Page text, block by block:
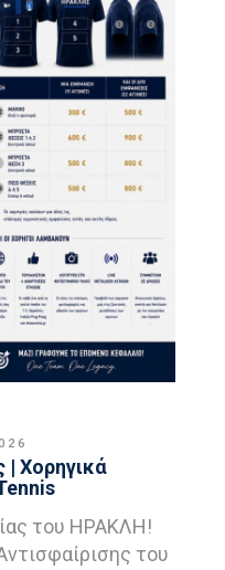
| Χορηγικά
του ΗΡΑΚΛΗ!
του